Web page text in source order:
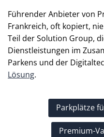
Führender Anbieter von
Frankreich, oft kopiert,
Teil der Solution Group,
Dienstleistungen im
Parkens und der
Lösung.
Parkplätze
Premium-